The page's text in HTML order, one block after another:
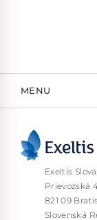
MENU
Exeltis
Prievozská
821 09
Slovenská